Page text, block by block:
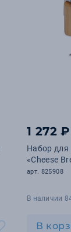
1 272 ₽
Набор для
«Cheese
арт. 825908
В наличии
В